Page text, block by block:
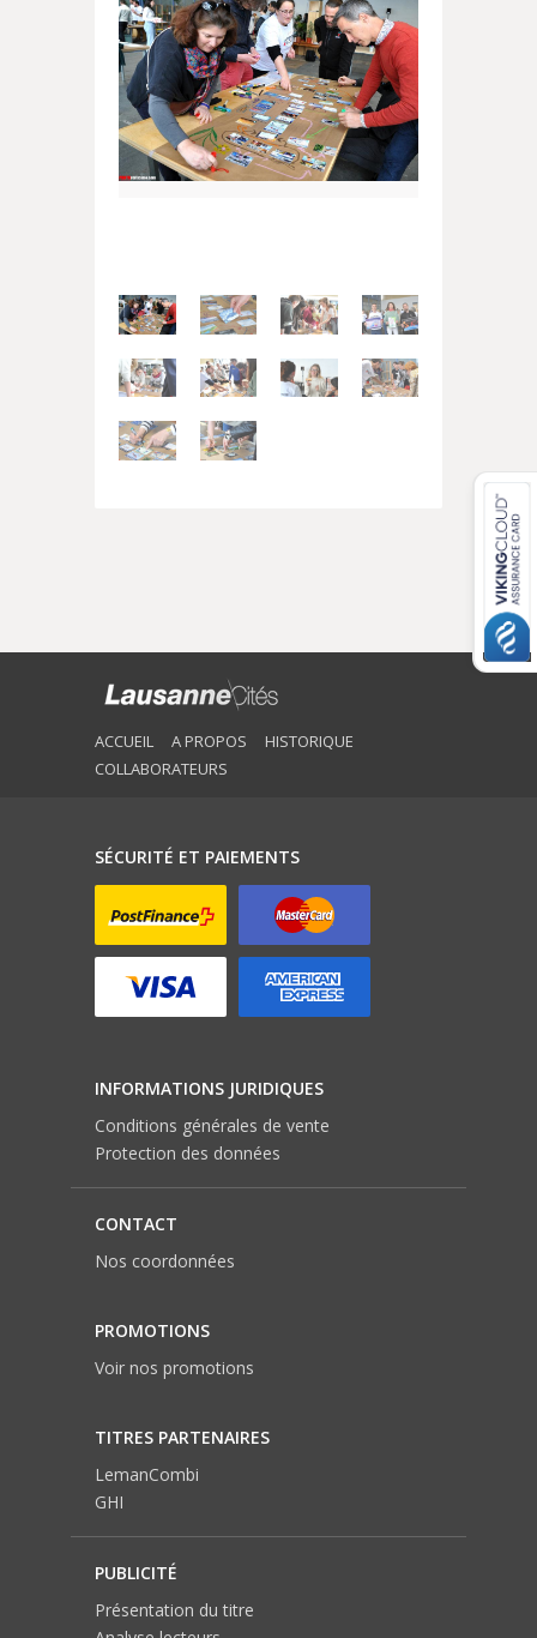
ACCUEIL A PROPOS
HISTORIQUE
COLLABORATEURS
SÉCURITÉ ET PAIEMENTS
INFORMATIONS JURIDIQUES
Conditions générales de vente
Protection des données
CONTACT
Nos coordonnées
PROMOTIONS
Voir nos promotions
TITRES PARTENAIRES
LemanCombi
GHI
PUBLICITÉ
Présentation du titre